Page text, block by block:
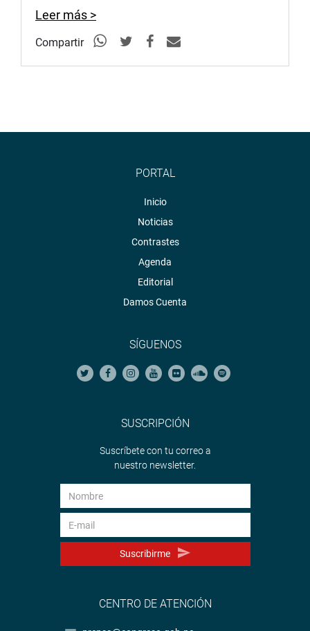
Leer más >
Compartir
PORTAL
Inicio
Noticias
Contrastes
Agenda
Editorial
Damos Cuenta
SÍGUENOS
SUSCRIPCIÓN
Suscríbete con tu correo a
nuestro newsletter.
Suscribirme
CENTRO DE ATENCIÓN